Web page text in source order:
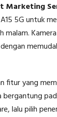
Marketing
5G untuk
malam.
fitur yang
lalu pilih